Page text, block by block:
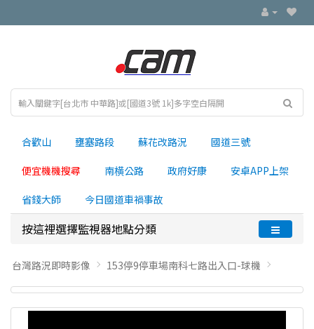
合歡山 壅塞路段 蘇花改路況 國道三號
便宜機機搜尋 南横公路 政府好康 安卓APP上架
省錢大師 今日國道車禍事故
按這裡選擇監視器地點分類
台灣路況即時影像 153停9停車場南科七路出入口-球機